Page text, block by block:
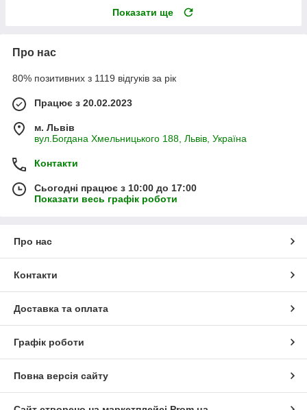
Показати ще
Про нас
80% позитивних з 1119 відгуків за рік
Працює з 20.02.2023
м. Львів
вул.Богдана Хмельницького 188, Львів, Україна
Контакти
Сьогодні працює з 10:00 до 17:00
Показати весь графік роботи
Про нас
Контакти
Доставка та оплата
Графік роботи
Повна версія сайту